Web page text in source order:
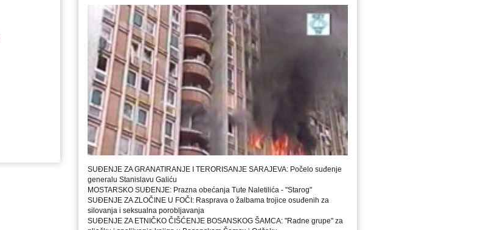
SUĐENJE ZA GRANATIRANJE I TERORISANJE SARAJEVA: Počelo suđenje
generalu Stanislavu Galiću
MOSTARSKO SUĐENJE: Prazna obećanja Tute Naletilića - "Starog"
SUĐENJE ZA ZLOČINE U FOČI: Rasprava o žalbama trojice osuđenih za
silovanja i seksualna porobljavanja
SUĐENJE ZA ETNIČKO ČIŠĆENJE BOSANSKOG ŠAMCA: "Radne grupe" za